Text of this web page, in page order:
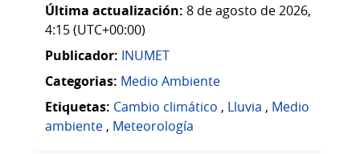
Última actualización: 8 de agosto de 2026,
4:15 (UTC+00:00)
Publicador: INUMET
Categorias: Medio Ambiente
Etiquetas: Cambio climático , Lluvia , Medio
ambiente , Meteorología